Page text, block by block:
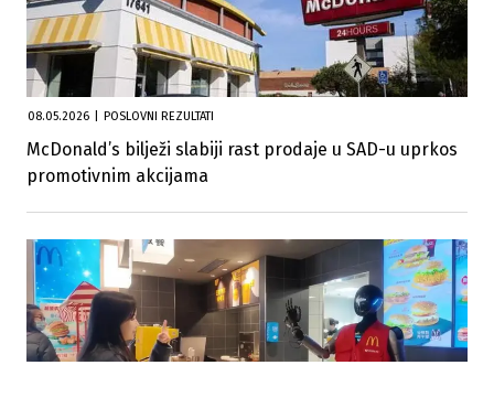
08.05.2026 POSLOVNI REZULTATI
McDonald’s bilježi slabiji rast prodaje u SAD-u uprkos
promotivnim akcijama